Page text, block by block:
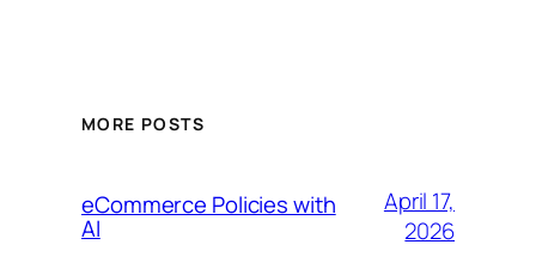
MORE POSTS
eCommerce Policies with
AI
April 17,
2026